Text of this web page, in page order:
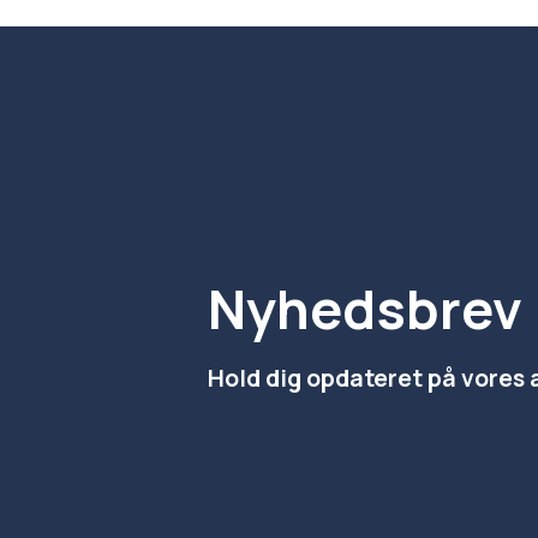
Nyhedsbrev
Hold dig opdateret på vores